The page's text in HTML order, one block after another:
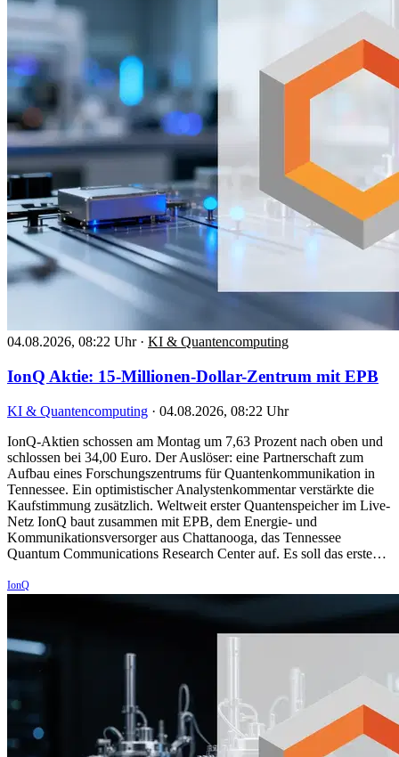
04.08.2026, 08:22 Uhr · KI & Quantencomputing
IonQ Aktie: 15-Millionen-Dollar-Zentrum mit EPB
KI & Quantencomputing · 04.08.2026, 08:22 Uhr
IonQ-Aktien schossen am Montag um 7,63 Prozent nach oben und
schlossen bei 34,00 Euro. Der Auslöser: eine Partnerschaft zum
Aufbau eines Forschungszentrums für Quantenkommunikation in
Tennessee. Ein optimistischer Analystenkommentar verstärkte die
Kaufstimmung zusätzlich. Weltweit erster Quantenspeicher im Live-
Netz IonQ baut zusammen mit EPB, dem Energie- und
Kommunikationsversorger aus Chattanooga, das Tennessee
Quantum Communications Research Center auf. Es soll das erste…
IonQ